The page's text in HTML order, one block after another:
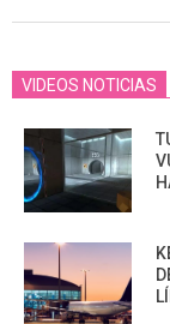
VIDEOS NOTICIAS